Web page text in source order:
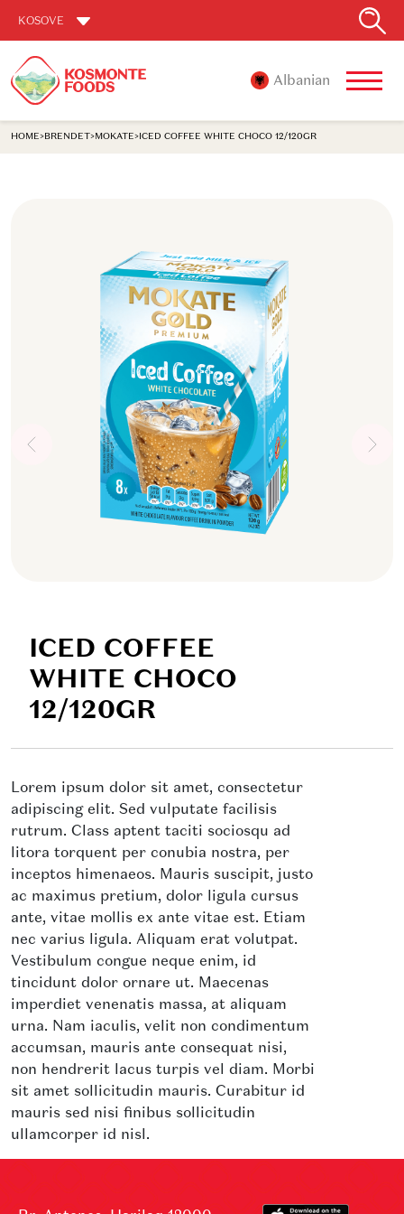
KOSOVE
Albanian
HOME>BRENDET>MOKATE>ICED COFFEE WHITE CHOCO 12/120GR
ICED COFFEE
WHITE CHOCO
12/120GR
Lorem ipsum dolor sit amet, consectetur
adipiscing elit. Sed vulputate facilisis
rutrum. Class aptent taciti sociosqu ad
litora torquent per conubia nostra, per
inceptos himenaeos. Mauris suscipit, justo
ac maximus pretium, dolor ligula cursus
ante, vitae mollis ex ante vitae est. Etiam
nec varius ligula. Aliquam erat volutpat.
Vestibulum congue neque enim, id
tincidunt dolor ornare ut. Maecenas
imperdiet venenatis massa, at aliquam
urna. Nam iaculis, velit non condimentum
accumsan, mauris ante consequat nisi,
non hendrerit lacus turpis vel diam. Morbi
sit amet sollicitudin mauris. Curabitur id
mauris sed nisi finibus sollicitudin
ullamcorper id nisl.